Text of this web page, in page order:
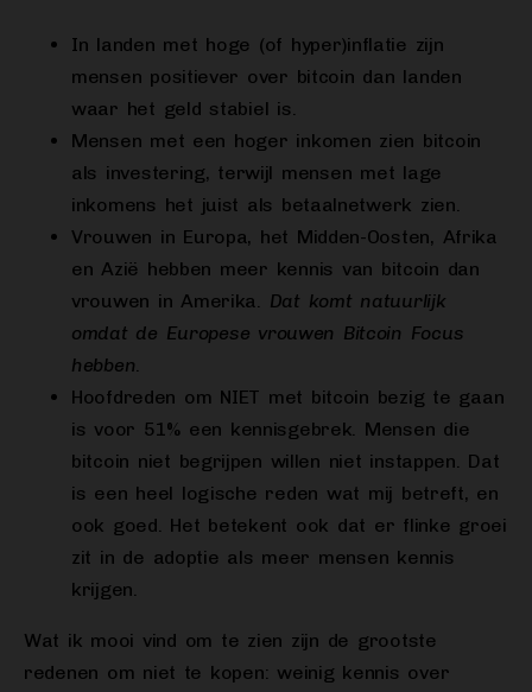
In landen met hoge (of hyper)inflatie zijn
mensen positiever over bitcoin dan landen
waar het geld stabiel is.
Mensen met een hoger inkomen zien bitcoin
als investering, terwijl mensen met lage
inkomens het juist als betaalnetwerk zien.
Vrouwen in Europa, het Midden-Oosten, Afrika
en Azië hebben meer kennis van bitcoin dan
vrouwen in Amerika. Dat komt natuurlijk
omdat de Europese vrouwen Bitcoin Focus
hebben.
Hoofdreden om NIET met bitcoin bezig te gaan
is voor 51% een kennisgebrek. Mensen die
bitcoin niet begrijpen willen niet instappen. Dat
is een heel logische reden wat mij betreft, en
ook goed. Het betekent ook dat er flinke groei
zit in de adoptie als meer mensen kennis
krijgen.
Wat ik mooi vind om te zien zijn de grootste
redenen om niet te kopen: weinig kennis over